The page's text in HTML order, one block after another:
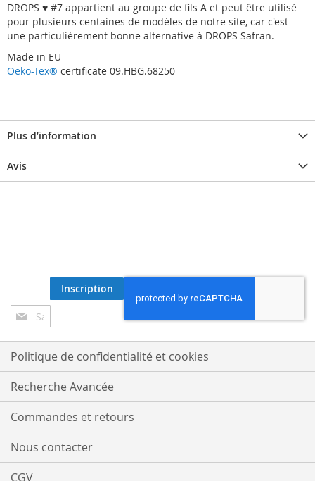
DROPS ♥ #7 appartient au groupe de fils A et peut être utilisé
pour plusieurs centaines de modèles de notre site, car c'est
une particulièrement bonne alternative à DROPS Safran.
Made in EU
Oeko-Tex® certificate 09.HBG.68250
Plus d’information
Avis
Inscription
à
notre
lettre
d’information
:
Inscription
Politique de confidentialité et cookies
Recherche Avancée
Commandes et retours
Nous contacter
CGV